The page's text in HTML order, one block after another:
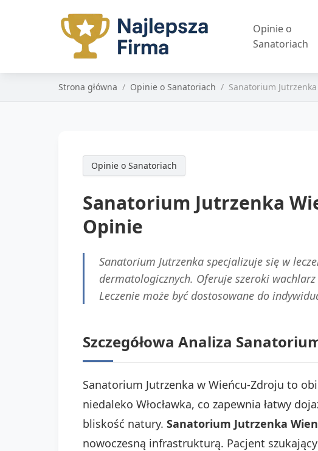
Opinie o
Sanatoriach
Strona główna Opinie o Sanatoriach Sanatorium
Opinie o Sanatoriach
Sanatorium Jutrzenka
Opinie
Sanatorium Jutrzenka specjalizuje się w
dermatologicznych. Oferuje szeroki
Leczenie może być dostosowane do
Szczegółowa Analiza
Sanatorium Jutrzenka w Wieńcu-Zdroju to
niedaleko Włocławka, co zapewnia łatwy
bliskość natury. Sanatorium Jutrzenka
nowoczesną infrastrukturą. Pacjent